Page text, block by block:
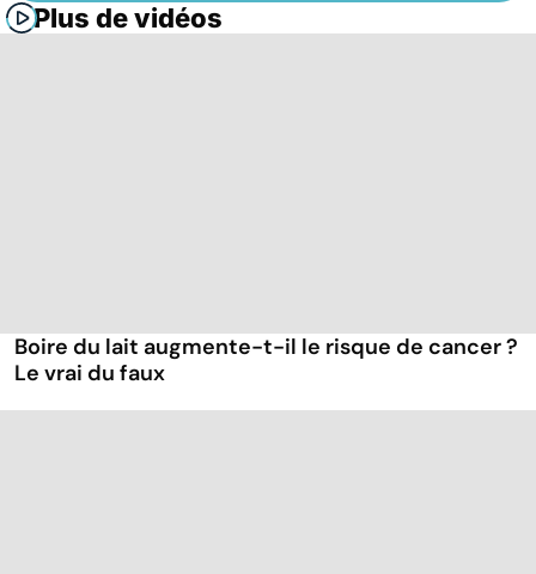
Plus de vidéos
Boire du lait augmente-t-il le risque de cancer ?
Le vrai du faux